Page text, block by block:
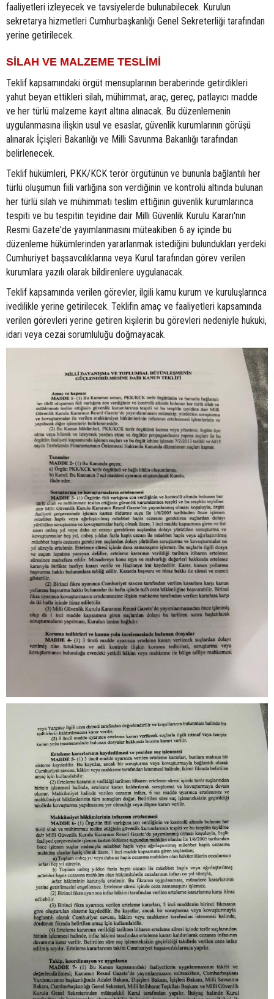
faaliyetleri izleyecek ve tavsiyelerde bulunabilecek. Kurulun
sekretarya hizmetleri Cumhurbaşkanlığı Genel Sekreterliği tarafından
yerine getirilecek.
SİLAH VE MALZEME TESLİMİ
Teklif kapsamındaki örgüt mensuplarının beraberinde getirdikleri
yahut beyan ettikleri silah, mühimmat, araç, gereç, patlayıcı madde
ve her türlü malzeme kayıt altına alınacak. Bu düzenlemenin
uygulanmasına ilişkin usul ve esaslar, güvenlik kurumlarının görüşü
alınarak İçişleri Bakanlığı ve Milli Savunma Bakanlığı tarafından
belirlenecek.
Teklif hükümleri, PKK/KCK terör örgütünün ve bununla bağlantılı her
türlü oluşumun fiili varlığına son verdiğinin ve kontrolü altında bulunan
her türlü silah ve mühimmatı teslim ettiğinin güvenlik kurumlarınca
tespiti ve bu tespitin teyidine dair Milli Güvenlik Kurulu Kararı'nın
Resmi Gazete'de yayımlanmasını müteakiben 6 ay içinde bu
düzenleme hükümlerinden yararlanmak istediğini bulundukları yerdeki
Cumhuriyet başsavcılıklarına veya Kurul tarafından görev verilen
kurumlara yazılı olarak bildirenlere uygulanacak.
Teklif kapsamında verilen görevler, ilgili kamu kurum ve kuruluşlarınca
ivedilikle yerine getirilecek. Teklifin amaç ve faaliyetleri kapsamında
verilen görevleri yerine getiren kişilerin bu görevleri nedeniyle hukuki,
idari veya cezai sorumluluğu doğmayacak.